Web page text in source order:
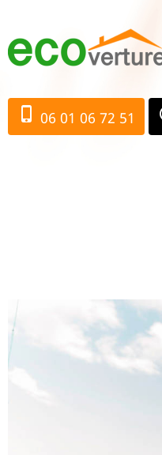
contenu
phone_iphone 06 01 06 72 51